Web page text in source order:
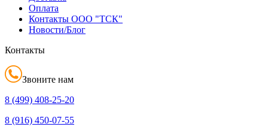
Оплата
Контакты ООО "ТСК"
Новости/Блог
Контакты
Звоните нам
8 (499) 408-25-20
8 (916) 450-07-55